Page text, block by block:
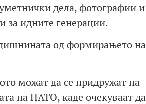
дела, фотографии и
за идните генерации.
од формирањето на
можат да се придружат на
на НАТО, каде очекуваат да